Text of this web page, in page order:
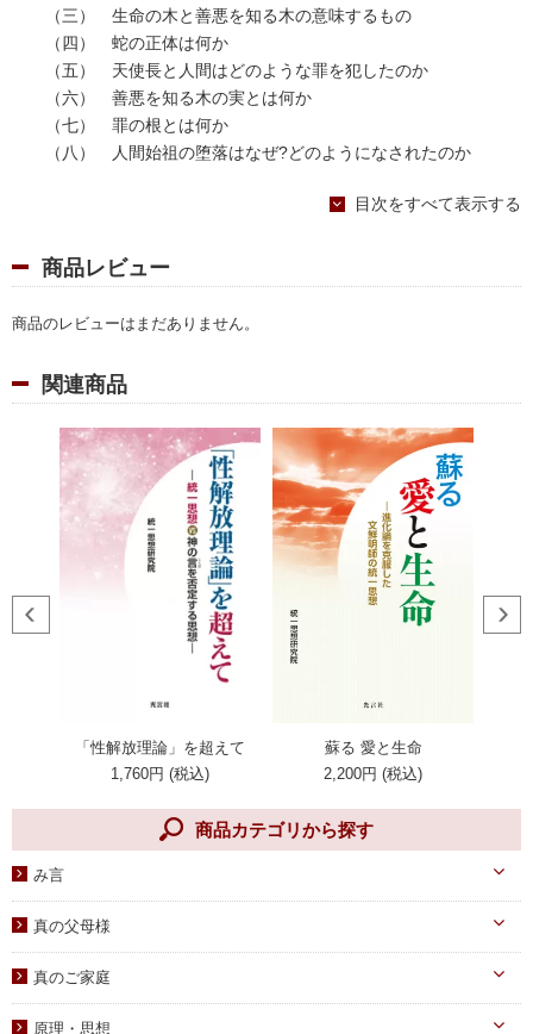
（三） 生命の木と善悪を知る木の意味するもの
（四） 蛇の正体は何か
（五） 天使長と人間はどのような罪を犯したのか
（六） 善悪を知る木の実とは何か
（七） 罪の根とは何か
（八） 人間始祖の堕落はなぜ?どのようになされたのか
（十二）真の父母による祝福結婚
（十三）神話と堕落論
三 真の愛へ導く神の言ことば
（二） 「統一思想」の規範観
（三） 「統一思想」の結婚観
（四） 純潔と貞節を通じた真の家庭の完成
（五） 真の愛と偽りの愛
（六） 現代に蘇る神の言
Ⅱ 愛と性に関連したヘブンリー・メッセージ
一 愛なる神
二 神の創造
三 愛
八 生殖器
九 人間の堕落
十 人間堕落の結果
目次をすべて表示する
商品レビュー
商品のレビューはまだありません。
関連商品
「性解放理論」を超えて
1,760円 (税込)
蘇る 愛と生命
2,200円 (税込)
商品カテゴリから探す
み言
八大教材・教本関連
摂理のみ言
信仰のみ言
真の父母様
真のお母様
真のご家庭
原理・思想